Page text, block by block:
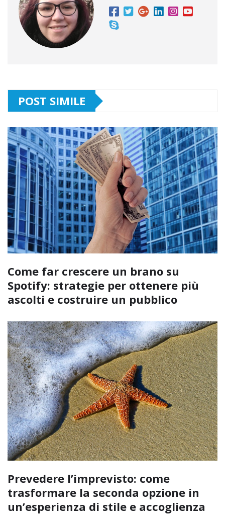
POST SIMILE
Come far crescere un brano su
Spotify: strategie per ottenere più
ascolti e costruire un pubblico
Prevedere l’imprevisto: come
trasformare la seconda opzione in
un’esperienza di stile e accoglienza